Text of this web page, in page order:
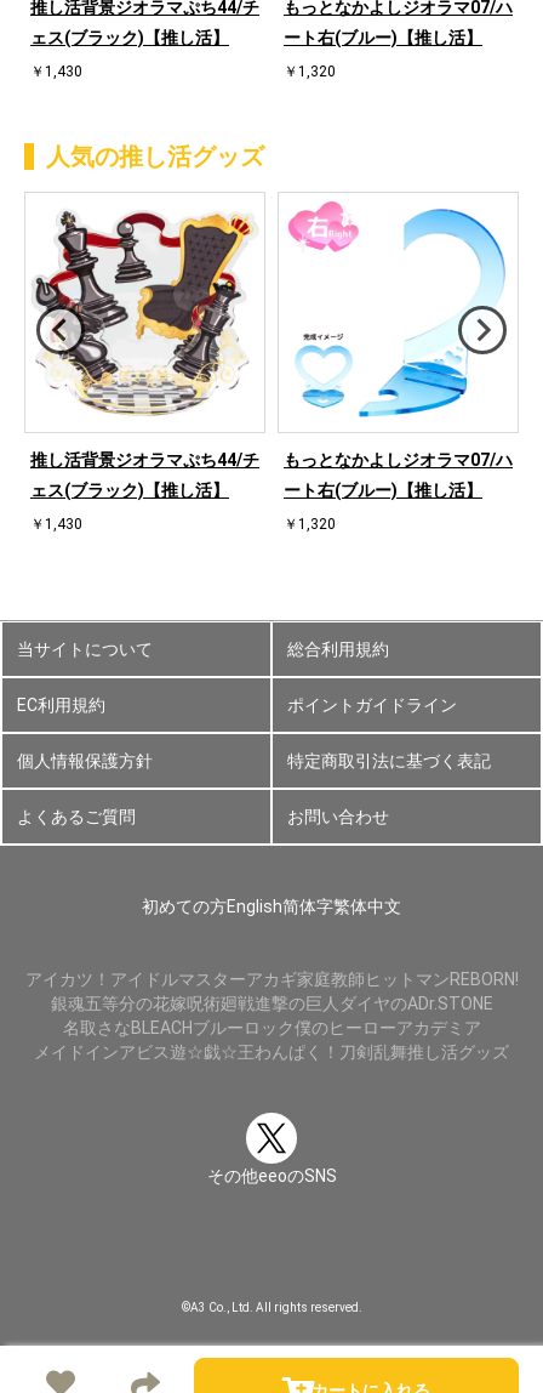
推し活背景ジオラマぷち44/チ
ェス(ブラック)【推し活】
￥1,430
もっとなかよしジオラマ07/ハ
ート右(ブルー)【推し活】
￥1,320
人気の推し活グッズ
推し活背景ジオラマぷち44/チ
ェス(ブラック)【推し活】
￥1,430
もっとなかよしジオラマ07/ハ
ート右(ブルー)【推し活】
￥1,320
当サイトについて 総合利用規約
EC利用規約 ポイントガイドライン
個人情報保護方針 特定商取引法に基づく表記
よくあるご質問 お問い合わせ
初めての方English简体字繁体中文
アイカツ！ アイドルマスターアカギ家庭教師ヒットマンREBORN!
銀魂五等分の花嫁呪術廻戦進撃の巨人 ダイヤのADr.STONE
名取さなBLEACHブルーロック僕のヒーローアカデミア
メイドインアビス遊☆戯☆王わんぱく！刀剣乱舞推し活グッズ
その他eeoのSNS
©A3 Co., Ltd. All rights reserved.